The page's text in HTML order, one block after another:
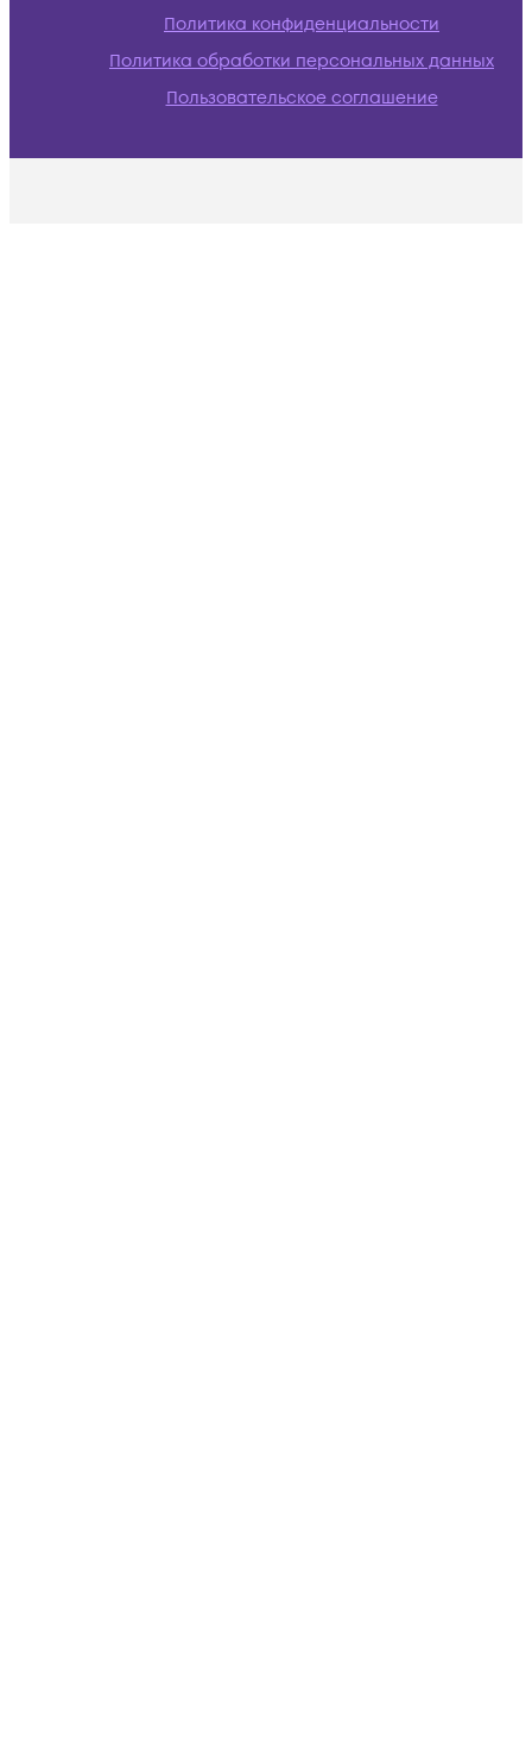
Политика конфиденциальности
Политика обработки персональных данных
Пользовательское соглашение